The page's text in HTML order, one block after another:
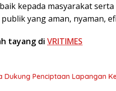
kepada masyarakat
yang aman, nyaman,
tayang di VRITIMES
Penciptaan Lapangan